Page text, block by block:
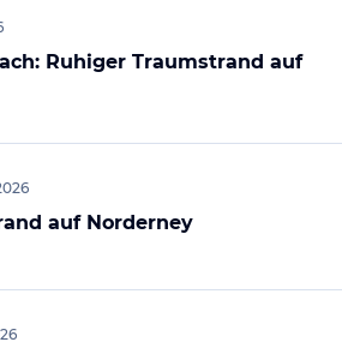
Ruhiger Traumstrand auf
auf Norderney